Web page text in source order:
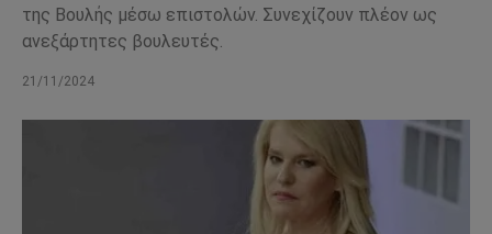
της Βουλής μέσω επιστολών. Συνεχίζουν πλέον ως
ανεξάρτητες βουλευτές.
21/11/2024